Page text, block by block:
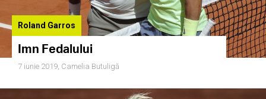
Roland Garros
Imn Fedalului
7 iunie 2019, Camelia Butuligă